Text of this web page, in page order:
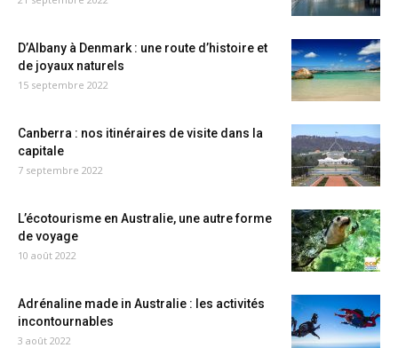
D’Albany à Denmark : une route d’histoire et
de joyaux naturels
15 septembre 2022
Canberra : nos itinéraires de visite dans la
capitale
7 septembre 2022
L’écotourisme en Australie, une autre forme
de voyage
10 août 2022
Adrénaline made in Australie : les activités
incontournables
3 août 2022